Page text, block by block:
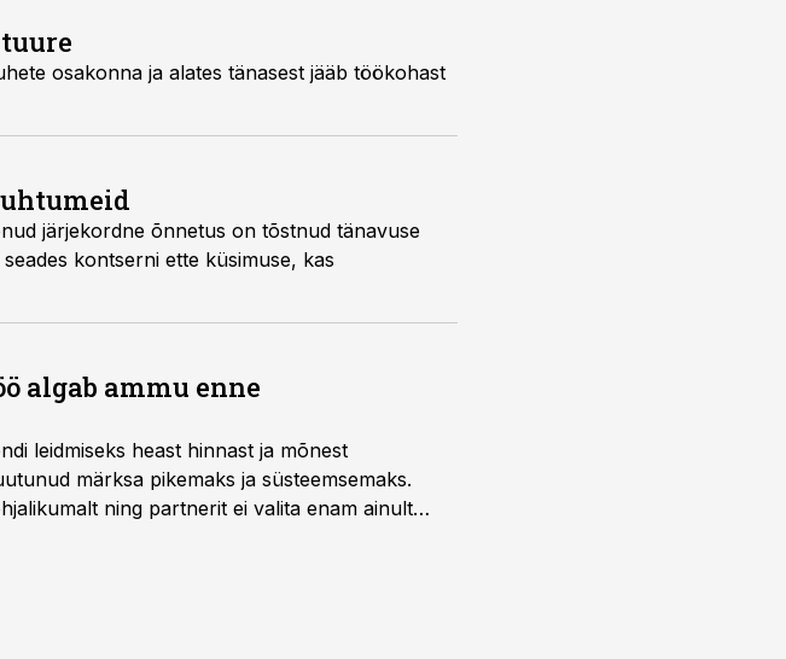
algab ammu enne
leidmiseks heast hinnast ja mõnest
märksa pikemaks ja süsteemsemaks.
ning partnerit ei valita enam ainult